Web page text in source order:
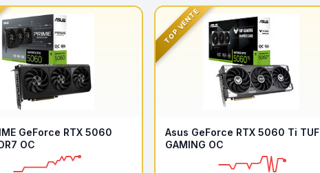
GeForce RTX 5060
OC
TOP VENTE
Asus GeForce RTX 5060 Ti TUF
GAMING OC